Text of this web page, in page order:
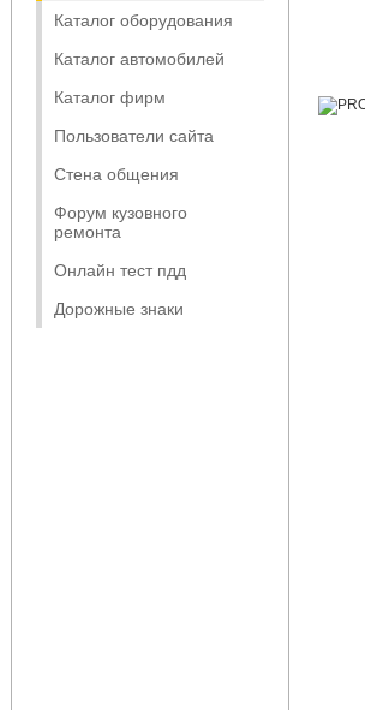
Каталог оборудования
Каталог автомобилей
Каталог фирм
Пользователи сайта
Стена общения
Форум кузовного
ремонта
Онлайн тест пдд
Дорожные знаки